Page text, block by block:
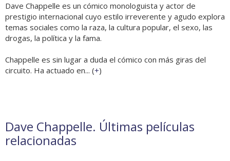
Dave Chappelle es un cómico monologuista y actor de
prestigio internacional cuyo estilo irreverente y agudo explora
temas sociales como la raza, la cultura popular, el sexo, las
drogas, la política y la fama.
Chappelle es sin lugar a duda el cómico con más giras del
circuito. Ha actuado en... (+)
Dave Chappelle. Últimas películas
relacionadas